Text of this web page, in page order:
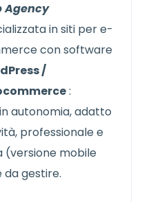
Agency
in siti per e-
con software
/
:
autonomia, adatto
professionale e
(versione mobile
gestire.